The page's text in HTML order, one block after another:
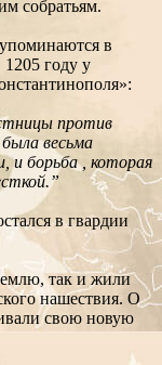
собратьям.
в
1205 году у
против
весьма
и борьба , которая
в гвардии
так и жили
нашествия. О
свою новую